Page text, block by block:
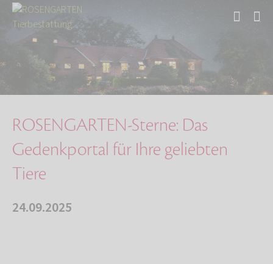
Über uns
Aktuelles
ROSENGARTEN-Sterne: Das Gedenkportal für Ihre…
ROSENGARTEN-Sterne: Das
Gedenkportal für Ihre geliebten
Tiere
24.09.2025